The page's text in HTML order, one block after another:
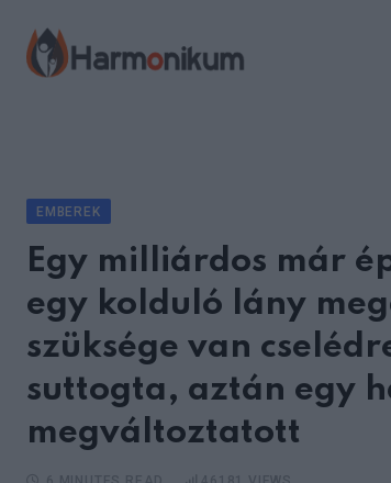
content
EMBEREK
Egy milliárdos már
egy kolduló lány
szüksége van
suttogta, aztán egy
megváltoztatott